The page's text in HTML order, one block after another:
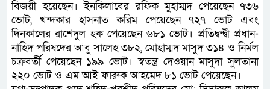
বিজয়ী হয়েছেন। ইনকিলাবের রফিক মুহাম্মদ পেয়েছেন ৭৩৬
ভোট, খন্দকার হাসনাত করিম পেয়েছেন ৭২৭ ভোট এবং
দিনকালের রাশেদুল হক পেয়েছেন ৬৮১ ভোট। প্রতিদ্বন্দ্বী প্রধান-
নাহিদ পরিষদের আবু সালেহ ৩৮২, মোহাম্মদ মাসুদ ৩১৪ ও নির্মল
চক্রবর্তী পেয়েছেন ১৯৯ ভোট। স্বতন্ত্র দেওয়ান মাসুদা সুলতানা
২২০ ভোট ও এম আই ফারুক আহমেদ ৮১ ভোট পেয়েছেন।